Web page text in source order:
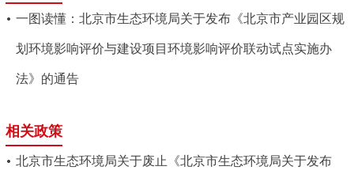
一图读懂：北京市生态环境局关于发布《北京市产业园区规
划环境影响评价与建设项目环境影响评价联动试点实施办
法》的通告
相关政策
北京市生态环境局关于废止《北京市生态环境局关于发布